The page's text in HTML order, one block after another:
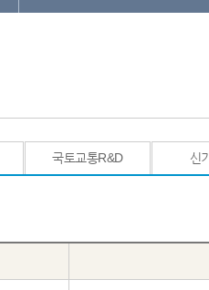
국토교통R&D 신